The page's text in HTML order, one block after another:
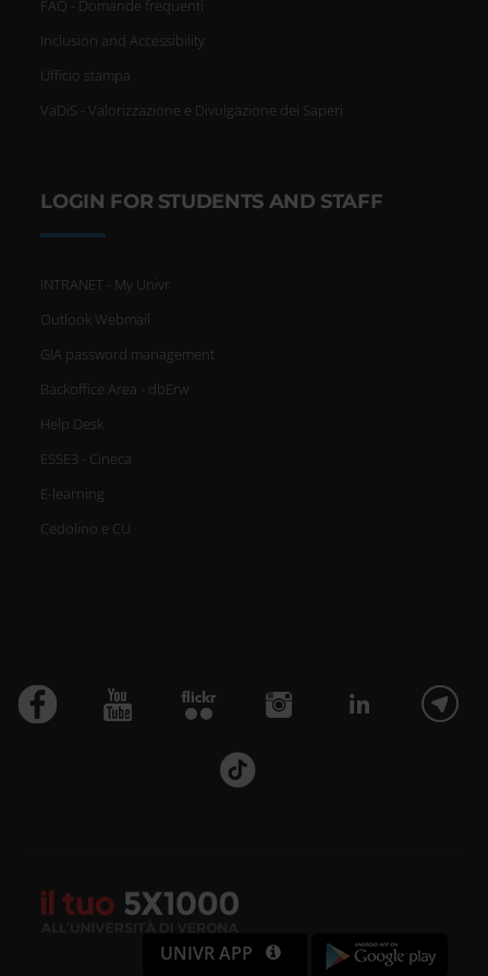
FAQ - Domande frequenti
Inclusion and Accessibility
Ufficio stampa
VaDiS - Valorizzazione e Divulgazione dei Saperi
LOGIN FOR STUDENTS AND STAFF
INTRANET - My Univr
Outlook Webmail
GIA password management
Backoffice Area - dbErw
Help Desk
ESSE3 - Cineca
E-learning
Cedolino e CU
UNIVR APP